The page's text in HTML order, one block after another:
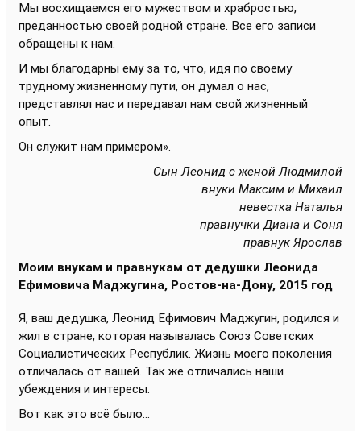
Мы восхищаемся его мужеством и храбростью,
преданностью своей родной стране. Все его записи
обращены к нам.
И мы благодарны ему за то, что, идя по своему
трудному жизненному пути, он думал о нас,
представлял нас и передавал нам свой жизненный
опыт.
Он служит нам примером».
Сын Леонид с женой Людмилой
внуки Максим и Михаил
невестка Наталья
правнучки Диана и Соня
правнук Ярослав
Моим внукам и правнукам от дедушки Леонида
Ефимовича Маджугина, Ростов-на-Дону, 2015 год
Я, ваш дедушка, Леонид Ефимович Маджугин, родился и
жил в стране, которая называлась Союз Советских
Социалистических Республик. Жизнь моего поколения
отличалась от вашей. Так же отличались наши
убеждения и интересы.
Вот как это всё было...